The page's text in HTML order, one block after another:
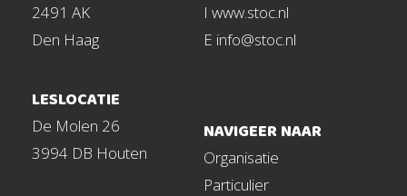
2491 AK
Den Haag
LESLOCATIE
De Molen 26
3994 DB Houten
I www.stoc.nl
E info@stoc.nl
NAVIGEER NAAR
Organisatie
Particulier